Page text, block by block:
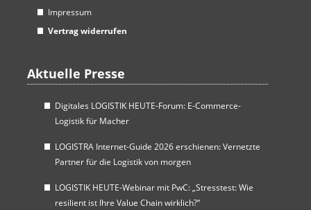
Impressum
Vertrag widerrufen
Aktuelle Presse
Digitales LOGISTIK HEUTE-Forum: E-Commerce-
Logistik für Macher
LOGISTRA Internet-Guide 2026 erschienen: Vernetzte
Partner für die Logistik von morgen
LOGISTIK HEUTE-Webinar mit PwC: „Stresstest: Wie
resilient ist Ihre Value Chain wirklich?“